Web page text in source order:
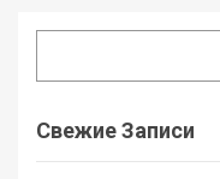
Свежие Записи